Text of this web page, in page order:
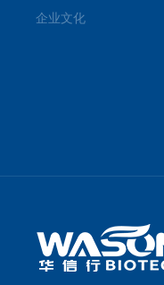
企业文化